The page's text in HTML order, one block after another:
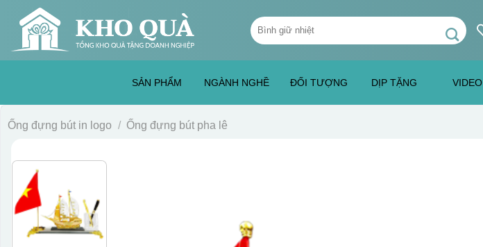
content
Tìm
kiếm:
SẢN PHẨM NGÀNH NGHỀ ĐỐI TƯỢNG DỊP TẶNG VIDEO
Ống đựng bút in logo / Ống đựng bút pha lê